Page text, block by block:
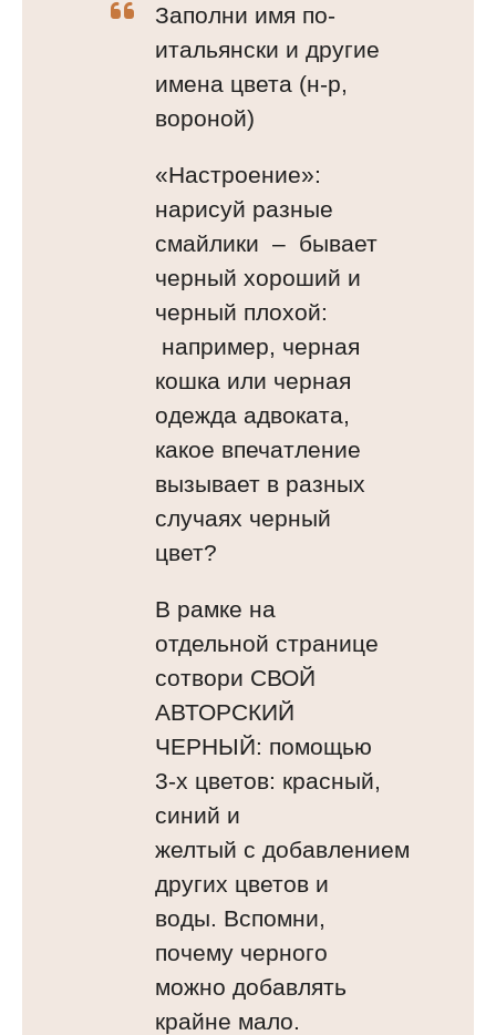
Заполни имя по-
итальянски и другие
имена цвета (н-р,
вороной)
«Настроение»:
нарисуй разные
смайлики – бывает
черный хороший и
черный плохой:
например, черная
кошка или черная
одежда адвоката,
какое впечатление
вызывает в разных
случаях черный
цвет?
В рамке на
отдельной странице
сотвори СВОЙ
АВТОРСКИЙ
ЧЕРНЫЙ: помощью
3-х цветов: красный,
синий и
желтый с добавлением
других цветов и
воды. Вспомни,
почему черного
можно добавлять
крайне мало.